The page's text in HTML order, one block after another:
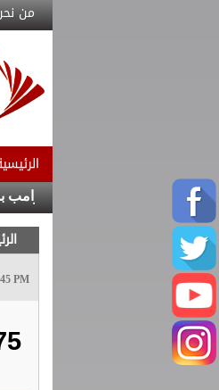
من
بارزون يتهمون إدارة ترامب بمنح
PM